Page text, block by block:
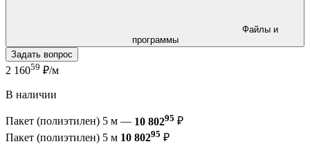
программы
Задать вопрос
2 16059 ₽/м
В наличии
Пакет (полиэтилен) 5 м — 10 80295 ₽
Пакет (полиэтилен) 5 м 10 80295 ₽